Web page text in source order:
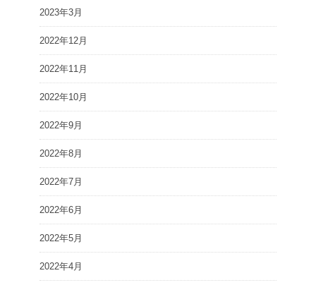
2023年3月
2022年12月
2022年11月
2022年10月
2022年9月
2022年8月
2022年7月
2022年6月
2022年5月
2022年4月